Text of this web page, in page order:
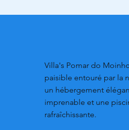
Villa's Pomar do
paisible entouré par la
un hébergement
imprenable et une
rafraîchissante.